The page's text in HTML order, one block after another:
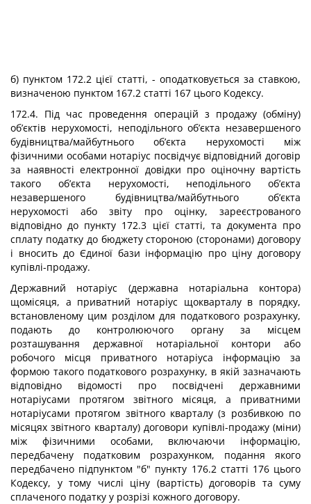
б) пунктом 172.2 цієї статті, - оподатковується за ставкою,
визначеною пунктом 167.2 статті 167 цього Кодексу.
172.4. Під час проведення операцій з продажу (обміну)
об’єктів нерухомості, неподільного об’єкта незавершеного
будівництва/майбутнього об’єкта нерухомості між
фізичними особами нотаріус посвідчує відповідний договір
за наявності електронної довідки про оціночну вартість
такого об’єкта нерухомості, неподільного об’єкта
незавершеного будівництва/майбутнього об’єкта
нерухомості або звіту про оцінку, зареєстрованого
відповідно до пункту 172.3 цієї статті, та документа про
сплату податку до бюджету стороною (сторонами) договору
і вносить до Єдиної бази інформацію про ціну договору
купівлі-продажу.
Державний нотаріус (державна нотаріальна контора)
щомісяця, а приватний нотаріус щокварталу в порядку,
встановленому цим розділом для податкового розрахунку,
подають до контролюючого органу за місцем
розташування державної нотаріальної контори або
робочого місця приватного нотаріуса інформацію за
формою такого податкового розрахунку, в якій зазначають
відповідно відомості про посвідчені державними
нотаріусами протягом звітного місяця, а приватними
нотаріусами протягом звітного кварталу (з розбивкою по
місяцях звітного кварталу) договори купівлі-продажу (міни)
між фізичними особами, включаючи інформацію,
передбачену податковим розрахунком, подання якого
передбачено підпунктом "б" пункту 176.2 статті 176 цього
Кодексу, у тому числі ціну (вартість) договорів та суму
сплаченого податку у розрізі кожного договору.